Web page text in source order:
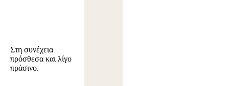
Στη συνέχεια
πρόσθεσα και λίγο
πράσινο.